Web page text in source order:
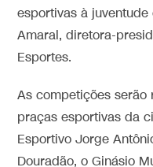
esportivas à
Amaral, diretora-
Esportes.
As competições serão
praças esportivas da
Esportivo Jorge
Douradão, o Ginásio